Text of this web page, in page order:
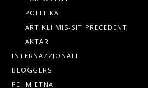
POLITIKA
ARTIKLI MIS-SIT PREĊEDENTI
AKTAR
INTERNAZZJONALI
BLOGGERS
FEHMIETNA